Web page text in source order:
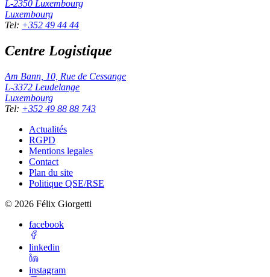
L-2350 Luxembourg
Luxembourg
Tel: +352 49 44 44
Centre Logistique
Am Bann, 10, Rue de Cessange
L-3372 Leudelange
Luxembourg
Tel: +352 49 88 88 743
Actualités
RGPD
Mentions legales
Contact
Plan du site
Politique QSE/RSE
© 2026 Félix Giorgetti
facebook
linkedin
instagram